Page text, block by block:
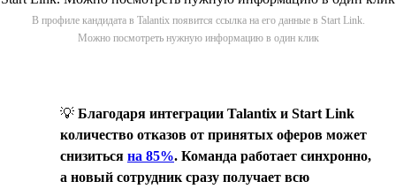
В профиле кандидата в Talantix появится ссылка на его данные в Start Link.
Можно посмотреть нужную информацию в один клик
💡 Благодаря интеграции Talantix и Start Link
количество отказов от принятых оферов может
снизиться на 85%. Команда работает синхронно,
а новый сотрудник сразу получает всю